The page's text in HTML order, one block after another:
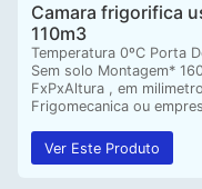
Camara frigorifica
110m3
Temperatura 0ºC Porta
Sem solo Montagem*
FxPxAltura , em
Frigomecanica ou
Ver Este Produto